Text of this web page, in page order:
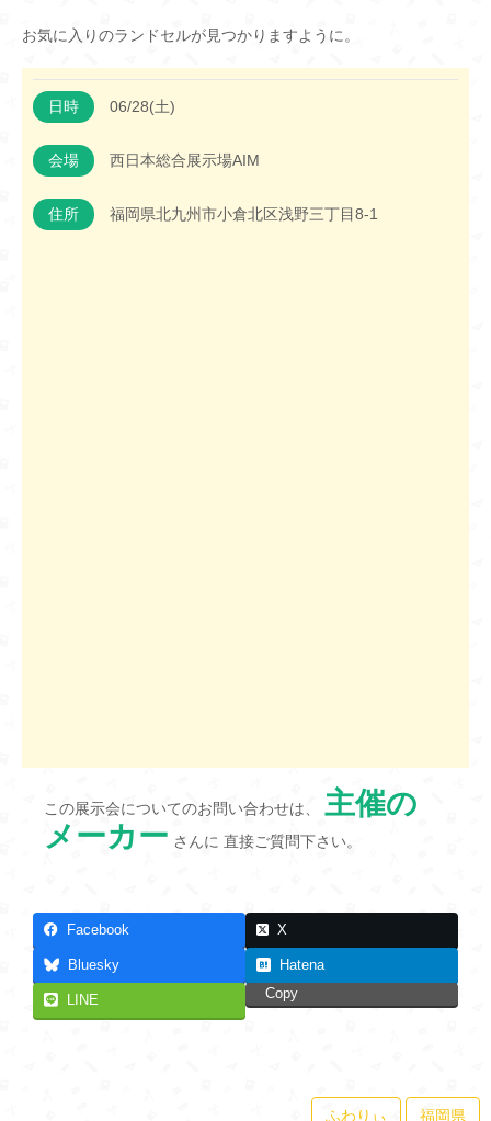
お気に入りのランドセルが見つかりますように。
日時 06/28(土)
会場 西日本総合展示場AIM
住所 福岡県北九州市小倉北区浅野三丁目8-1
この展示会についてのお問い合わせは、 主催の
メーカー さんに 直接ご質問下さい。
Facebook X
Bluesky Hatena
LINE Copy
ふわりぃ 福岡県